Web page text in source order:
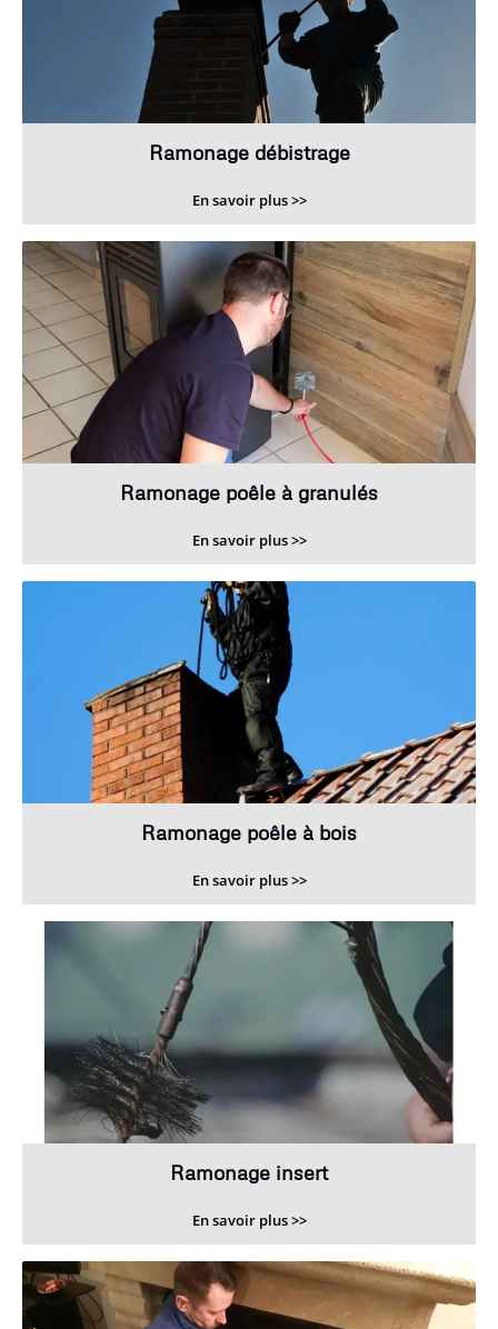
Ramonage débistrage
En savoir plus >>
Ramonage poêle à granulés
En savoir plus >>
Ramonage poêle à bois
En savoir plus >>
Ramonage insert
En savoir plus >>